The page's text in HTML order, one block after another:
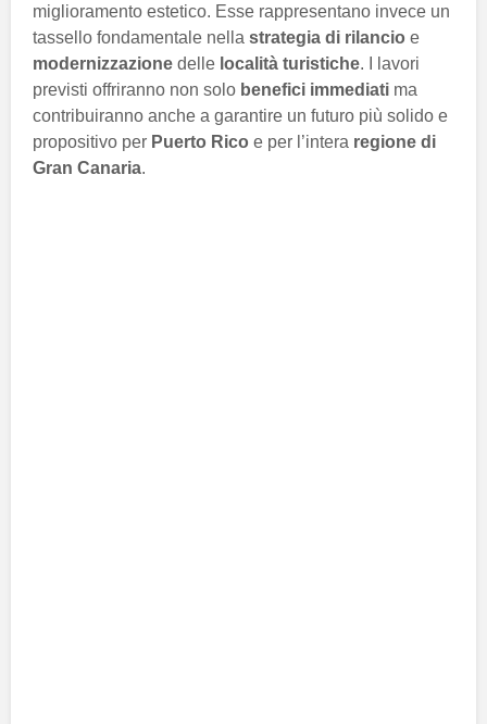
miglioramento estetico. Esse rappresentano invece un
tassello fondamentale nella strategia di rilancio e
modernizzazione delle località turistiche. I lavori
previsti offriranno non solo benefici immediati ma
contribuiranno anche a garantire un futuro più solido e
propositivo per Puerto Rico e per l’intera regione di
Gran Canaria.